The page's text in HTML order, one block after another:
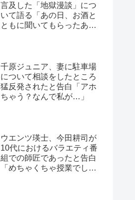
言及した「地獄漫談」につ
いて語る「あの日、お酒と
ともに聞いてもらったあの
千原ジュニア、妻に駐車場
について相談をしたところ
猛反発されたと告白「アホ
ちゃう？なんで私が…」
ウエンツ瑛士、今田耕司が
10代におけるバラエティ番
組での師匠であったと告白
「めちゃくちゃ授業でし